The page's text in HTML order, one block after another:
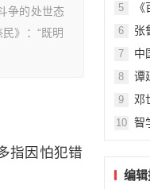
争的处世态
》：“既明
指因怕犯错
5
6 张
7 中
8 谭
9 邓
10 智
编辑